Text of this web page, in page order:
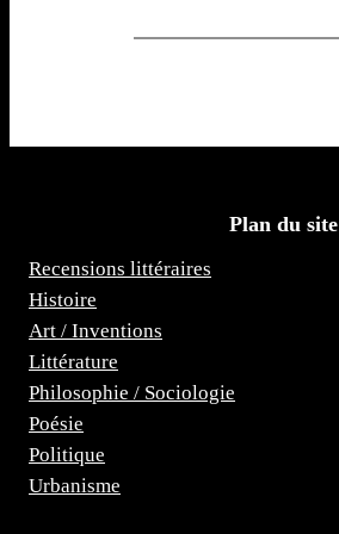
Plan du site
Recensions littéraires
Histoire
Art / Inventions
Littérature
Philosophie / Sociologie
Poésie
Politique
Urbanisme